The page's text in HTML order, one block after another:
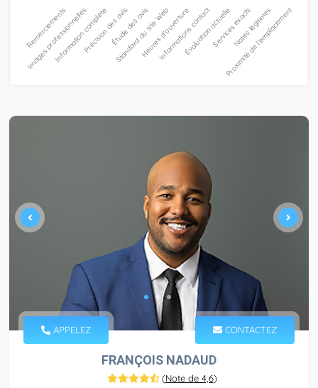
APPELEZ CONTACTEZ
FRANÇOIS NADAUD
(Note de 4,6)